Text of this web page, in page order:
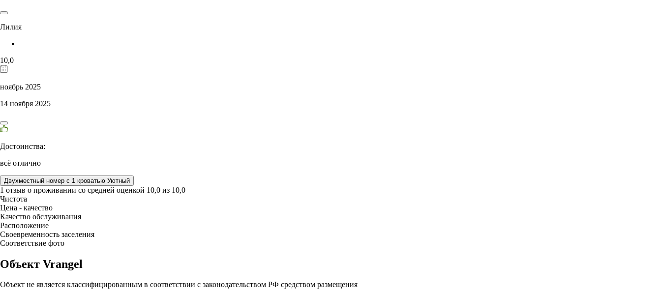
Лилия
10,0
ноябрь 2025
14 ноября 2025
Достоинства:
всё отлично
Двухместный номер с 1 кроватью Уютный
1 отзыв о проживании со средней оценкой 10,0 из 10,0
Чистота
Цена - качество
Качество обслуживания
Расположение
Своевременность заселения
Соответствие фото
Объект Vrangel
Объект не является классифицированным в соответствии с законодательством РФ средством размещения